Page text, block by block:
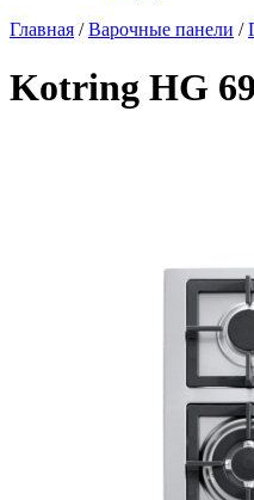
Главная /Варочные панели /
Kotring HG